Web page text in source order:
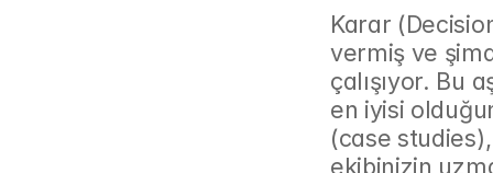
Karar
vermiş ve
çalışıyor. Bu
en iyisi
(case
ekibinizin